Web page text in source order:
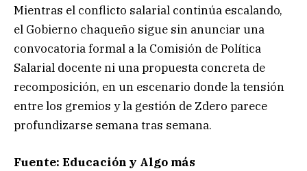
Mientras el conflicto salarial continúa escalando,
el Gobierno chaqueño sigue sin anunciar una
convocatoria formal a la Comisión de Política
Salarial docente ni una propuesta concreta de
recomposición, en un escenario donde la tensión
entre los gremios y la gestión de Zdero parece
profundizarse semana tras semana.
Fuente: Educación y Algo más